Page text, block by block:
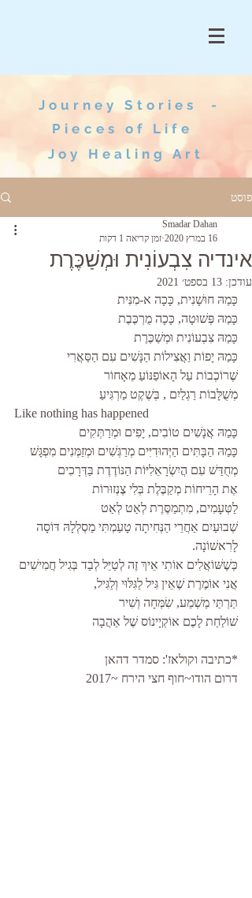
Journey Stories -
Pieces of Life
Joy Healing Art
פוסט
אינדיה צִבְעוֹנִית וּמְשַׁכֶּרֶת
Smadar Dahan
16 במרץ 2020
זמן קריאה 1 דקות
עודכן: 13 בספט׳ 2021
כָּמַהּ חוּשָׁנִית, כָּכָה א-מִנִּית
כָּמַהּ פְּשׁוּטָה, כָּכָה מֻרְכֶּבֶת
כָּמַהּ צִבְעוֹנִית וּמְשַׁכֶּרֶת
כָּמַהּ יָפוֹת וַאֲצִילוֹת הַנָּשִׁים עִם הַסַּאֲרִי
שֶׁרוֹכְבוֹת עַל הָאוֹפַנּוֹעַ מֵאָחוֹר
מְשֻׁלָּבוֹת רַגְלַיִם , בְּשֶׁקֶט מַרְגִּיעַ
Like nothing has happened
כָּמַהּ אֲנָשִׁים טוֹבִים, יָפִים וּמְרַתְּקִים
כָּמַהּ הַבָּתִּים הַיְּהוּדִיִּים מְרַגְּשִׁים וּמְזַמְּנִים מִפְגָּשׁ
מְחֻדַּשׁ עִם הֲיִשְׂרָאֵלִיּוֹת הַנּוֹדֶדֶת בַּדְּרָכִים
אֶת הָרֵיחוֹת מְקַבֶּלֶת בְּלִי צֶנְזוּרוֹת
לַטְּעָמִים, מִתְמַסֶּרֶת לְאַט לְאַט
שְׁבוּעַיִם אַחֲרֵי הַנְּחִיתָה טָעַמְתִּי מַסְלְלָהּ דּוֹסָה
לָרִאשׁוֹנָה.
כְּשֶׁשּׁוֹאֲלִים אוֹתִי אֵיךְ זֶה לְטַיֵּל לְבַד בְּגִיל חֲמִישִׁים
אֲנִי אוֹמֶרֶת שֶׁאֵין גִּיל לַגִּלּוּי וְלַגִּיל,
תַּרְתֵּי מַשְׁמַע, שִׂמְּחָה וְשִׁיר
שׁוֹלַחַת לָכֶם אוֹקְיָינוֹס שֶׁל אַהֲבָה
*כתיבה וקולאז': סמדר דהאן
דרום הודו~חוף חצי הירח ~2017